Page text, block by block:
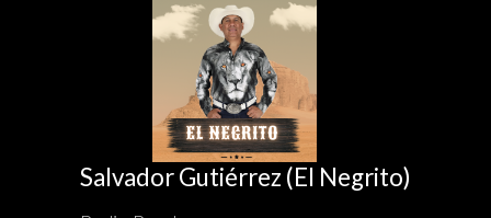
Salvador Gutiérrez (El Negrito)